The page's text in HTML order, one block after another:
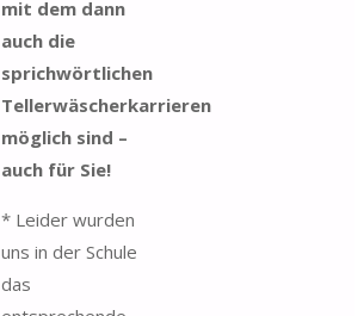
mit dem dann
auch die
sprichwörtlichen
Tellerwäscherkarrieren
möglich sind –
auch für Sie!
* Leider wurden
uns in der Schule
das